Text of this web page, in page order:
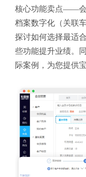
核心功能卖点——会
档案数字化（关联
探讨如何选择最适
些功能提升业绩。
际案例，为您提供